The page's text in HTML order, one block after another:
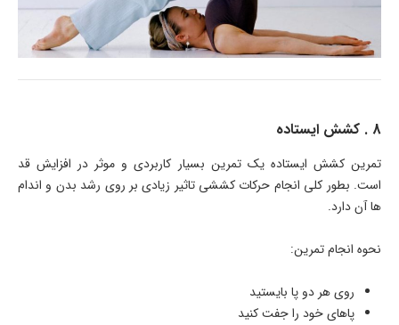
8 . کشش ایستاده
تمرین کشش ایستاده یک تمرین بسیار کاربردی و موثر در افزایش قد
است. بطور کلی انجام حرکات کششی تاثیر زیادی بر روی رشد بدن و اندام
ها آن دارد.
نحوه انجام تمرین:
روی هر دو پا بایستید
پاهای خود را جفت کنید